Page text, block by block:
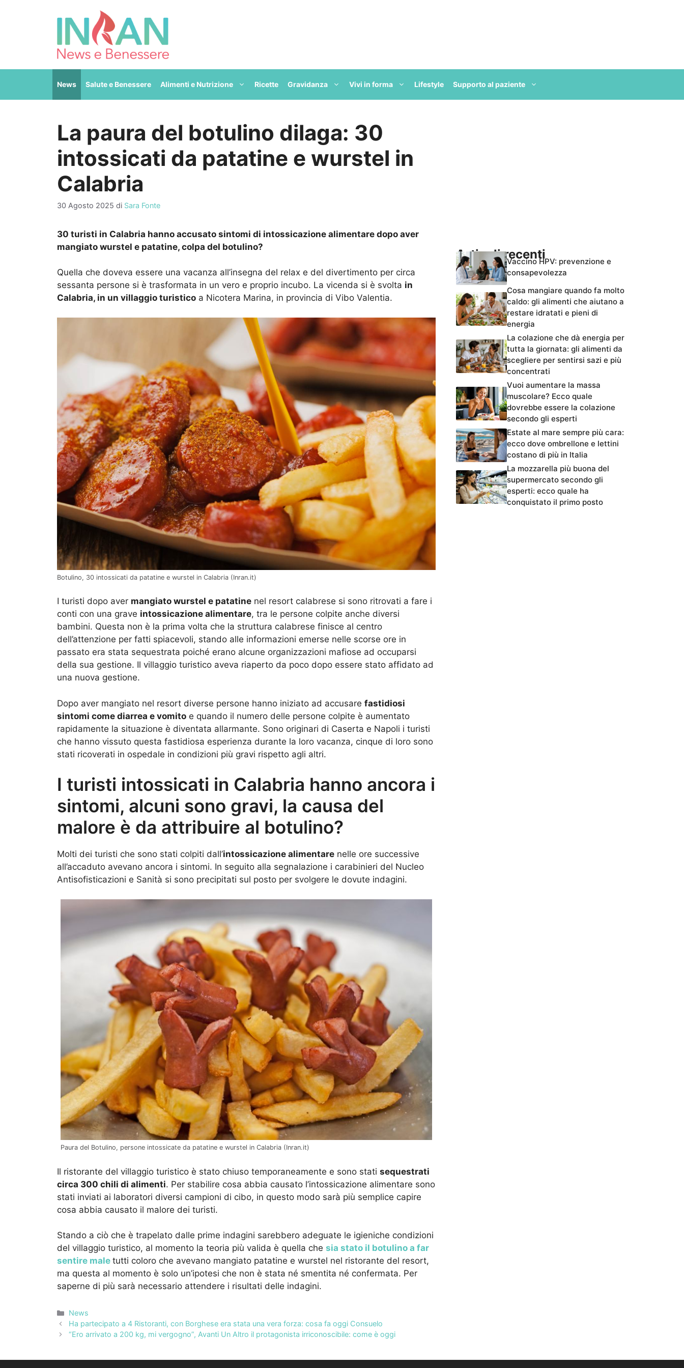
News Salute e Benessere Alimenti e Nutrizione Ricette Gravidanza Vivi in forma Lifestyle Supporto al paziente
La paura del botulino dilaga: 30
intossicati da patatine e wurstel in
Calabria
30 Agosto 2025 di Sara Fonte
30 turisti in Calabria hanno accusato sintomi di intossicazione alimentare dopo aver
mangiato wurstel e patatine, colpa del botulino?
Quella che doveva essere una vacanza all’insegna del relax e del divertimento per circa
sessanta persone si è trasformata in un vero e proprio incubo. La vicenda si è svolta in
Calabria, in un villaggio turistico a Nicotera Marina, in provincia di Vibo Valentia.
Botulino, 30 intossicati da patatine e wurstel in Calabria (Inran.it)
I turisti dopo aver mangiato wurstel e patatine nel resort calabrese si sono ritrovati a fare i
conti con una grave intossicazione alimentare, tra le persone colpite anche diversi
bambini. Questa non è la prima volta che la struttura calabrese finisce al centro
dell’attenzione per fatti spiacevoli, stando alle informazioni emerse nelle scorse ore in
passato era stata sequestrata poiché erano alcune organizzazioni mafiose ad occuparsi
della sua gestione. Il villaggio turistico aveva riaperto da poco dopo essere stato affidato ad
una nuova gestione.
Dopo aver mangiato nel resort diverse persone hanno iniziato ad accusare fastidiosi
sintomi come diarrea e vomito e quando il numero delle persone colpite è aumentato
rapidamente la situazione è diventata allarmante. Sono originari di Caserta e Napoli i turisti
che hanno vissuto questa fastidiosa esperienza durante la loro vacanza, cinque di loro sono
stati ricoverati in ospedale in condizioni più gravi rispetto agli altri.
I turisti intossicati in Calabria hanno ancora i
sintomi, alcuni sono gravi, la causa del
malore è da attribuire al botulino?
Molti dei turisti che sono stati colpiti dall’intossicazione alimentare nelle ore successive
all’accaduto avevano ancora i sintomi. In seguito alla segnalazione i carabinieri del Nucleo
Antisofisticazioni e Sanità si sono precipitati sul posto per svolgere le dovute indagini.
Paura del Botulino, persone intossicate da patatine e wurstel in Calabria (Inran.it)
Il ristorante del villaggio turistico è stato chiuso temporaneamente e sono stati sequestrati
circa 300 chili di alimenti. Per stabilire cosa abbia causato l’intossicazione alimentare sono
stati inviati ai laboratori diversi campioni di cibo, in questo modo sarà più semplice capire
cosa abbia causato il malore dei turisti.
Stando a ciò che è trapelato dalle prime indagini sarebbero adeguate le igieniche condizioni
del villaggio turistico, al momento la teoria più valida è quella che sia stato il botulino a far
sentire male tutti coloro che avevano mangiato patatine e wurstel nel ristorante del resort,
ma questa al momento è solo un’ipotesi che non è stata né smentita né confermata. Per
saperne di più sarà necessario attendere i risultati delle indagini.
Categorie
News
Ha partecipato a 4 Ristoranti, con Borghese era stata una vera forza: cosa fa oggi Consuelo
“Ero arrivato a 200 kg, mi vergogno”, Avanti Un Altro il protagonista irriconoscibile: come è oggi
Articoli recentiVaccino HPV: prevenzione e
consapevolezza
Cosa mangiare quando fa molto
caldo: gli alimenti che aiutano a
restare idratati e pieni di
energia
La colazione che dà energia per
tutta la giornata: gli alimenti da
scegliere per sentirsi sazi e più
concentrati
Vuoi aumentare la massa
muscolare? Ecco quale
dovrebbe essere la colazione
secondo gli esperti
Estate al mare sempre più cara:
ecco dove ombrellone e lettini
costano di più in Italia
La mozzarella più buona del
supermercato secondo gli
esperti: ecco quale ha
conquistato il primo posto